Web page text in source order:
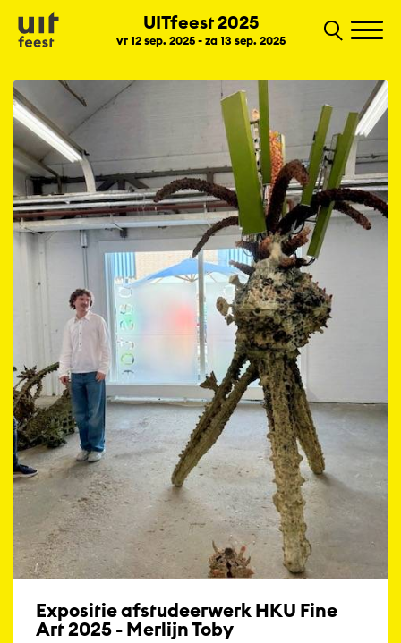
UITfeest 2025
vr 12 sep. 2025 - za 13 sep. 2025
Expositie afstudeerwerk HKU Fine
Art 2025 - Merlijn Toby